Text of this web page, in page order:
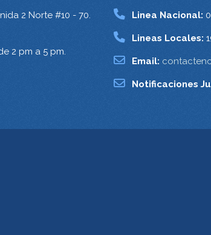
2 Norte #10 - 70.
2 pm a 5 pm.
Linea Nacional:
Lineas Locales:
Email:
Notificaciones